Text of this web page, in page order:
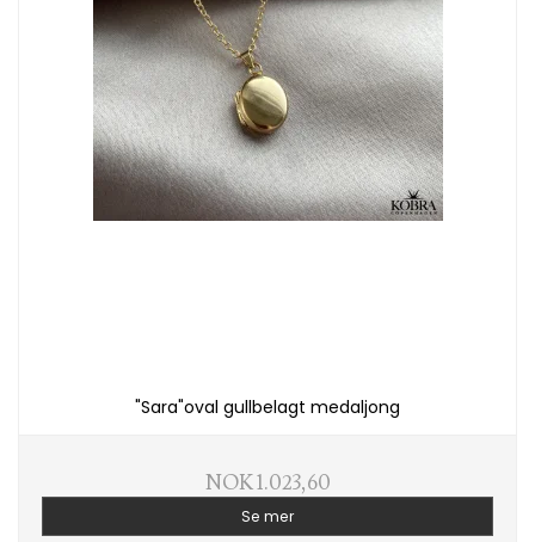
"Sara"oval gullbelagt medaljong
NOK 1.023,60
Se mer